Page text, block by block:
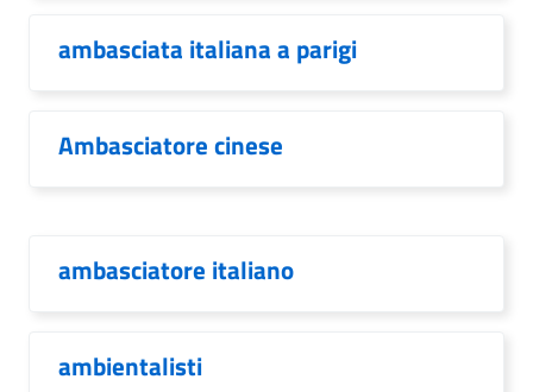
ambasciata italiana a parigi
Ambasciatore cinese
ambasciatore italiano
ambientalisti